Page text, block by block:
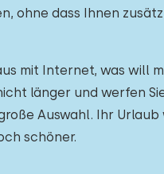
ohne dass Ihnen
mit Internet, was will
länger und werfen
Auswahl. Ihr Urlaub
schöner.